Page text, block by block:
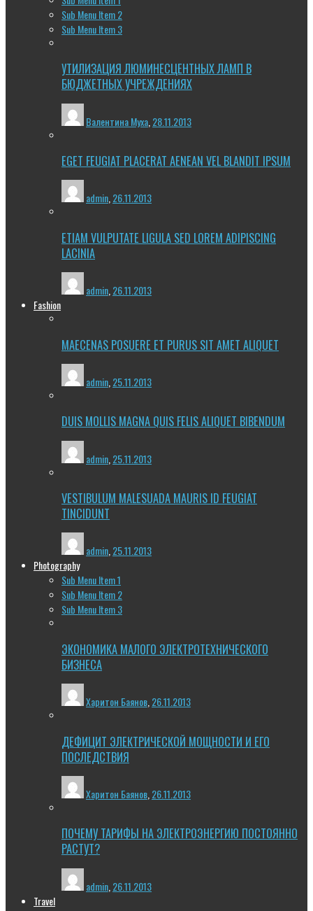
Sub Menu Item 2
Sub Menu Item 3
УТИЛИЗАЦИЯ ЛЮМИНЕСЦЕНТНЫХ ЛАМП В
БЮДЖЕТНЫХ УЧРЕЖДЕНИЯХ
Валентина Муха 28.11.2013
EGET FEUGIAT PLACERAT AENEAN VEL BLANDIT IPSUM
admin,26.11.2013
ETIAM VULPUTATE LIGULA SED LOREM ADIPISCING
LACINIA
admin 26.11.2013
Fashion
MAECENAS POSUERE ET PURUS SIT AMET ALIQUET
admin 25.11.2013
DUIS MOLLIS MAGNA QUIS FELIS ALIQUET BIBENDUM
admin 25.11.2013
VESTIBULUM MALESUADA MAURIS ID FEUGIAT
TINCIDUNT
admin,25.11.2013
Photography
Sub Menu Item 1
Sub Menu Item 2
Sub Menu Item 3
ЭКОНОМИКА МАЛОГО ЭЛЕКТРОТЕХНИЧЕСКОГО
БИЗНЕСА
Харитон Баянов 26.11.2013
ДЕФИЦИТ ЭЛЕКТРИЧЕСКОЙ МОЩНОСТИ И ЕГО
ПОСЛЕДСТВИЯ
Харитон Баянов 26.11.2013
ПОЧЕМУ ТАРИФЫ НА ЭЛЕКТРОЭНЕРГИЮ ПОСТОЯННО
РАСТУТ?
admin 26.11.2013
Travel